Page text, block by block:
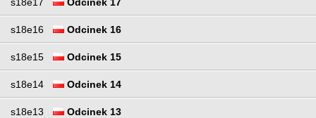
s18e16 Odcinek 16
s18e15 Odcinek 15
s18e14 Odcinek 14
s18e13 Odcinek 13